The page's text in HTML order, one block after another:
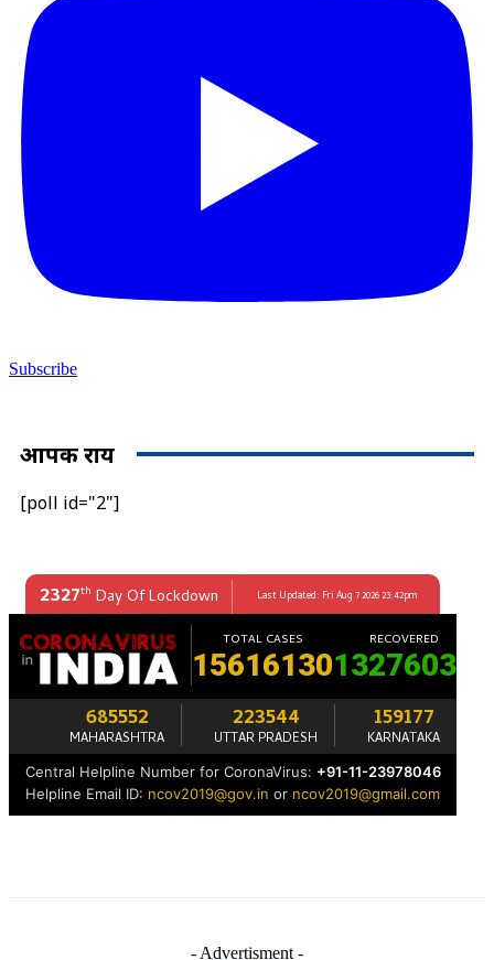
Subscribe
आपकी राय
[poll id="2"]
- Advertisment -